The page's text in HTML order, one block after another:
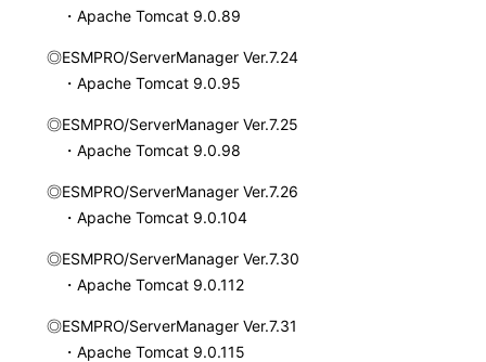
・Apache Tomcat 9.0.89
◎ESMPRO/ServerManager Ver.7.24
・Apache Tomcat 9.0.95
◎ESMPRO/ServerManager Ver.7.25
・Apache Tomcat 9.0.98
◎ESMPRO/ServerManager Ver.7.26
・Apache Tomcat 9.0.104
◎ESMPRO/ServerManager Ver.7.30
・Apache Tomcat 9.0.112
◎ESMPRO/ServerManager Ver.7.31
・Apache Tomcat 9.0.115